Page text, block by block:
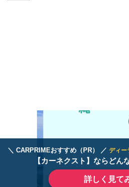
＼ CARPRIMEおすすめ（PR） ／ ディー
【カーネクスト】ならどん
詳しく見て